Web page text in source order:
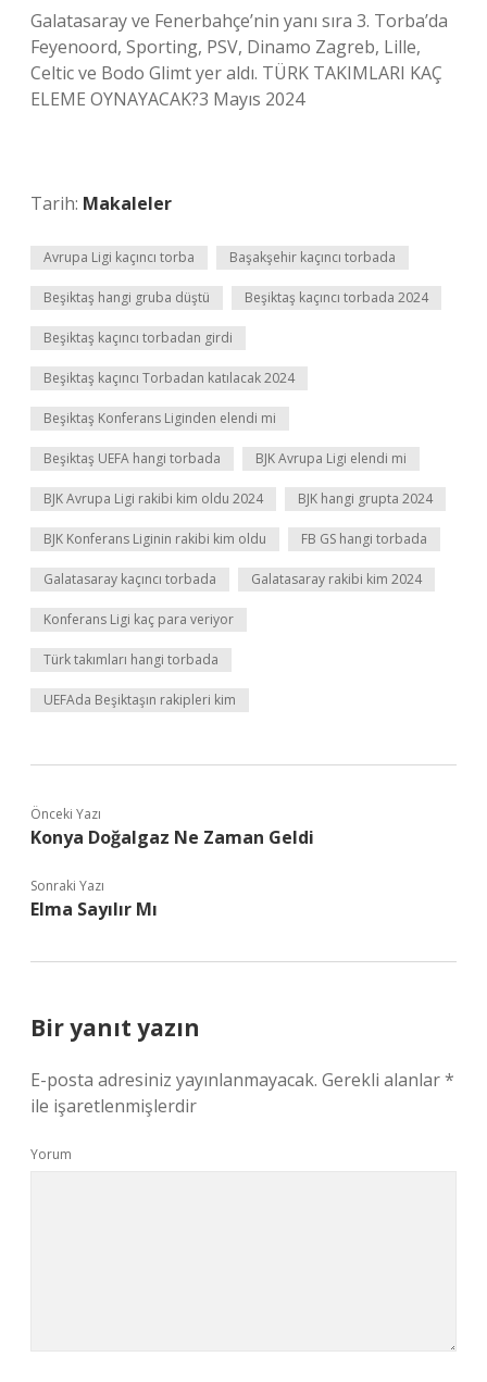
Galatasaray ve Fenerbahçe’nin yanı sıra 3. Torba’da
Feyenoord, Sporting, PSV, Dinamo Zagreb, Lille,
Celtic ve Bodo Glimt yer aldı. TÜRK TAKIMLARI KAÇ
ELEME OYNAYACAK?3 Mayıs 2024
Tarih: Makaleler
Avrupa Ligi kaçıncı torba Başakşehir kaçıncı torbada
Beşiktaş hangi gruba düştü Beşiktaş kaçıncı torbada 2024
Beşiktaş kaçıncı torbadan girdi
Beşiktaş kaçıncı Torbadan katılacak 2024
Beşiktaş Konferans Liginden elendi mi
Beşiktaş UEFA hangi torbada BJK Avrupa Ligi elendi mi
BJK Avrupa Ligi rakibi kim oldu 2024 BJK hangi grupta 2024
BJK Konferans Liginin rakibi kim oldu FB GS hangi torbada
Galatasaray kaçıncı torbada Galatasaray rakibi kim 2024
Konferans Ligi kaç para veriyor
Türk takımları hangi torbada
UEFAda Beşiktaşın rakipleri kim
Önceki Yazı
Konya Doğalgaz Ne Zaman Geldi
Sonraki Yazı
Elma Sayılır Mı
Bir yanıt yazın
E-posta adresiniz yayınlanmayacak. Gerekli alanlar*
ile işaretlenmişlerdir
Yorum